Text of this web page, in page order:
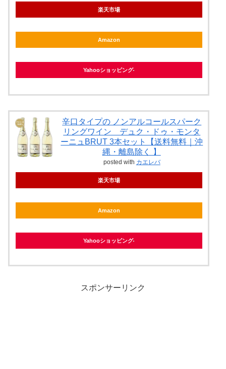
楽天市場
Amazon
Yahooショッピング
辛口タイプの ノンアルコールスパーク
リングワイン デュク・ドゥ・モンタ
ーニュBRUT 3本セット【送料無料｜沖
縄・離島除く 】
posted with カエレバ
楽天市場
Amazon
Yahooショッピング
スポンサーリンク